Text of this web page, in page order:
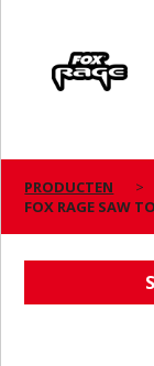
PRODUCTEN
FOX RAGE SAW